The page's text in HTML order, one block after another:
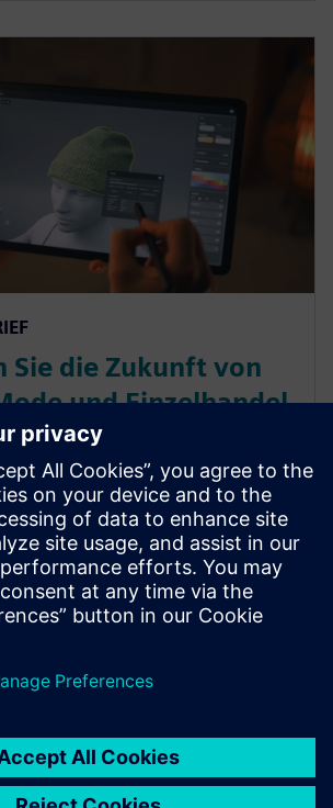
Sie die Zukunft von
und Einzelhandel
DLM
wie Mendix DLM mit seiner Cloud-
Plattform PLM für Mode und
und dabei mehr
Kosten senkt und den Markteintritt